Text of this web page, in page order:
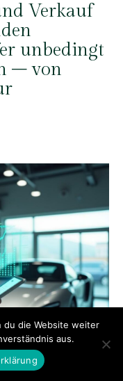
Verkauf
unbedingt
– von
du die Website weiter
aus.